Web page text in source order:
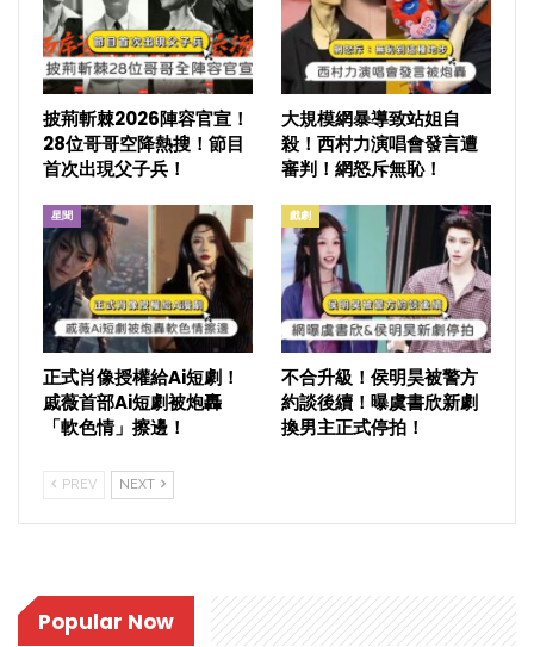
披荊斬棘2026陣容官宣！
28位哥哥空降熱搜！節目
首次出現父子兵！
大規模網暴導致站姐自
殺！西村力演唱會發言遭
審判！網怒斥無恥！
星聞
正式肖像授權給Ai短劇！
戚薇首部Ai短劇被炮轟
「軟色情」擦邊！
戲劇
不合升級！侯明昊被警方
約談後續！曝虞書欣新劇
換男主正式停拍！
PREV NEXT
Popular Now